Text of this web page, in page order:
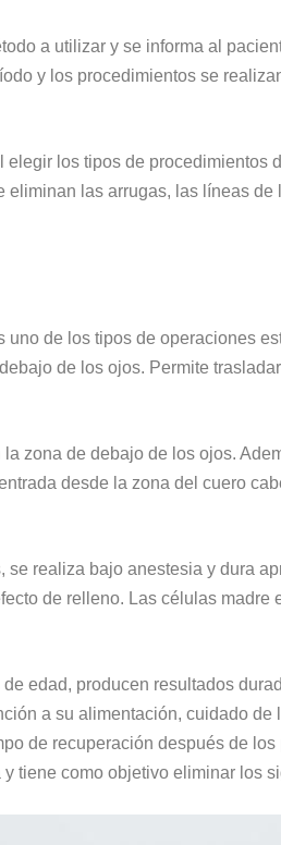
a utilizar y se informa al
y los procedimientos se
los tipos de procedimientos
las arrugas, las líneas de
de los tipos de operaciones
de los ojos. Permite
zona de debajo de los ojos.
desde la zona del cuero
realiza bajo anestesia y dura
de relleno. Las células madre
edad, producen resultados
a su alimentación, cuidado
de recuperación después de
tiene como objetivo eliminar los